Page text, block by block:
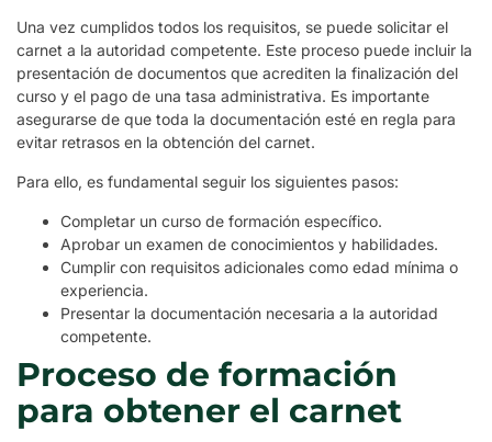
Una vez cumplidos todos los requisitos, se puede solicitar el
carnet a la autoridad competente. Este proceso puede incluir la
presentación de documentos que acrediten la finalización del
curso y el pago de una tasa administrativa. Es importante
asegurarse de que toda la documentación esté en regla para
evitar retrasos en la obtención del carnet.
Para ello, es fundamental seguir los siguientes pasos:
Completar un curso de formación específico.
Aprobar un examen de conocimientos y habilidades.
Cumplir con requisitos adicionales como edad mínima o
experiencia.
Presentar la documentación necesaria a la autoridad
competente.
Proceso de formación
para obtener el carnet